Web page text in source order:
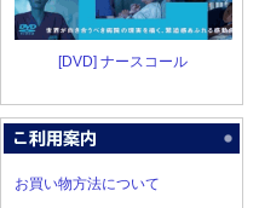
[DVD] ナースコール
お買い物方法について